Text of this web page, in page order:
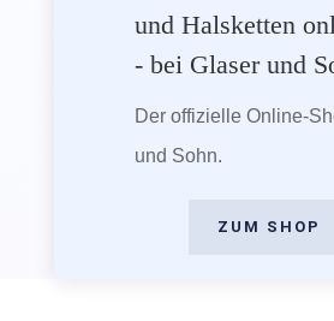
und Halsketten
- bei Glaser und
Der offizielle Online-
und Sohn.
ZUM SHOP